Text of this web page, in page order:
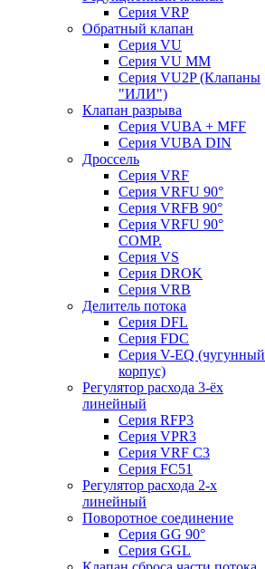
Серия VRP
Обратный клапан
Серия VU
Серия VU MM
Серия VU2P (Клапаны
"ИЛИ")
Клапан разрыва
Серия VUBA + MFF
Серия VUBA DIN
Дроссель
Серия VRF
Серия VRFU 90°
Серия VRFB 90°
Серия VRFU 90°
COMP.
Серия VS
Серия DROK
Серия VRB
Делитель потока
Серия DFL
Серия FDC
Серия V-EQ (чугунный
корпус)
Регулятор расхода 3-ёх
линейный
Серия RFP3
Серия VPR3
Серия VRF C3
Серия FC51
Регулятор расхода 2-х
линейный
Поворотное соединение
Серия GG 90°
Серия GGL